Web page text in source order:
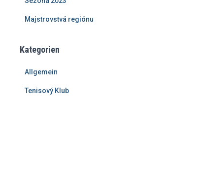
Majstrovstvá regiónu
Kategorien
Allgemein
Tenisový Klub